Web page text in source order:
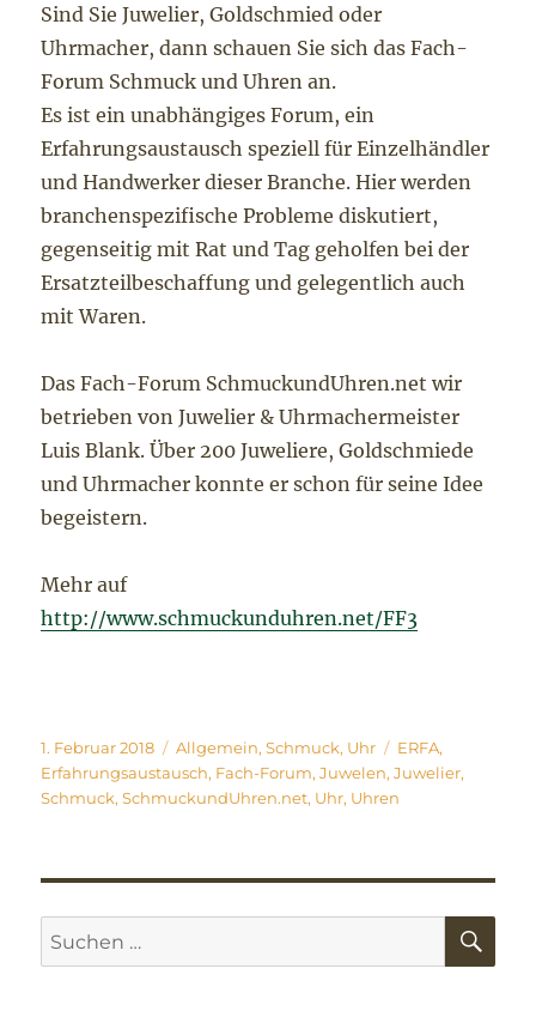
Sind Sie Juwelier, Goldschmied oder
Uhrmacher, dann schauen Sie sich das Fach-
Forum Schmuck und Uhren an.
Es ist ein unabhängiges Forum, ein
Erfahrungsaustausch speziell für Einzelhändler
und Handwerker dieser Branche. Hier werden
branchenspezifische Probleme diskutiert,
gegenseitig mit Rat und Tag geholfen bei der
Ersatzteilbeschaffung und gelegentlich auch
mit Waren.
Das Fach-Forum SchmuckundUhren.net wir
betrieben von Juwelier & Uhrmachermeister
Luis Blank. Über 200 Juweliere, Goldschmiede
und Uhrmacher konnte er schon für seine Idee
begeistern.
Mehr auf
http://www.schmuckunduhren.net/FF3
Veröffentlicht
am
1. Februar 2018 Kategorien
Allgemein,Schmuck, Uhr Schlagwörter
ERFA,
Erfahrungsaustausch, Fach-Forum,Juwelen,Juwelier,
Schmuck,SchmuckundUhren.net, Uhr, Uhren
Suchen
nach: